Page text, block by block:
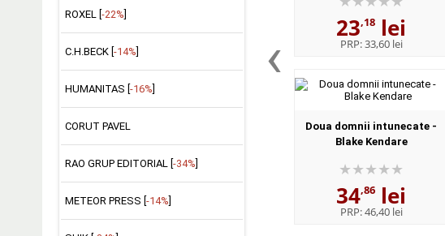
ROXEL [ -22%
C.H.BECK [ -14%
HUMANITAS [ -16%
CORUT PAVEL
RAO GRUP EDITORIAL [ -34%
METEOR PRESS [ -14%
‹ 23,18 lei
PRP:33,60 lei
Doua domnii intunecate -
Blake Kendare
34,86 lei
PRP:46,40 lei